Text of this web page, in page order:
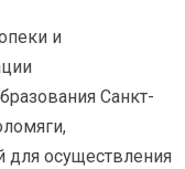
и
Санкт-
для осуществления